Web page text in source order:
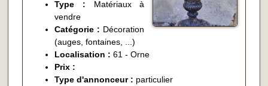
Type : Matériaux à
vendre
Catégorie : Décoration
(auges, fontaines, ...)
Localisation :61 - Orne
Prix :
Type d'annonceur : particulier